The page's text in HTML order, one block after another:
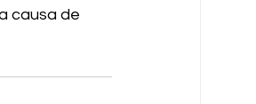
causa de